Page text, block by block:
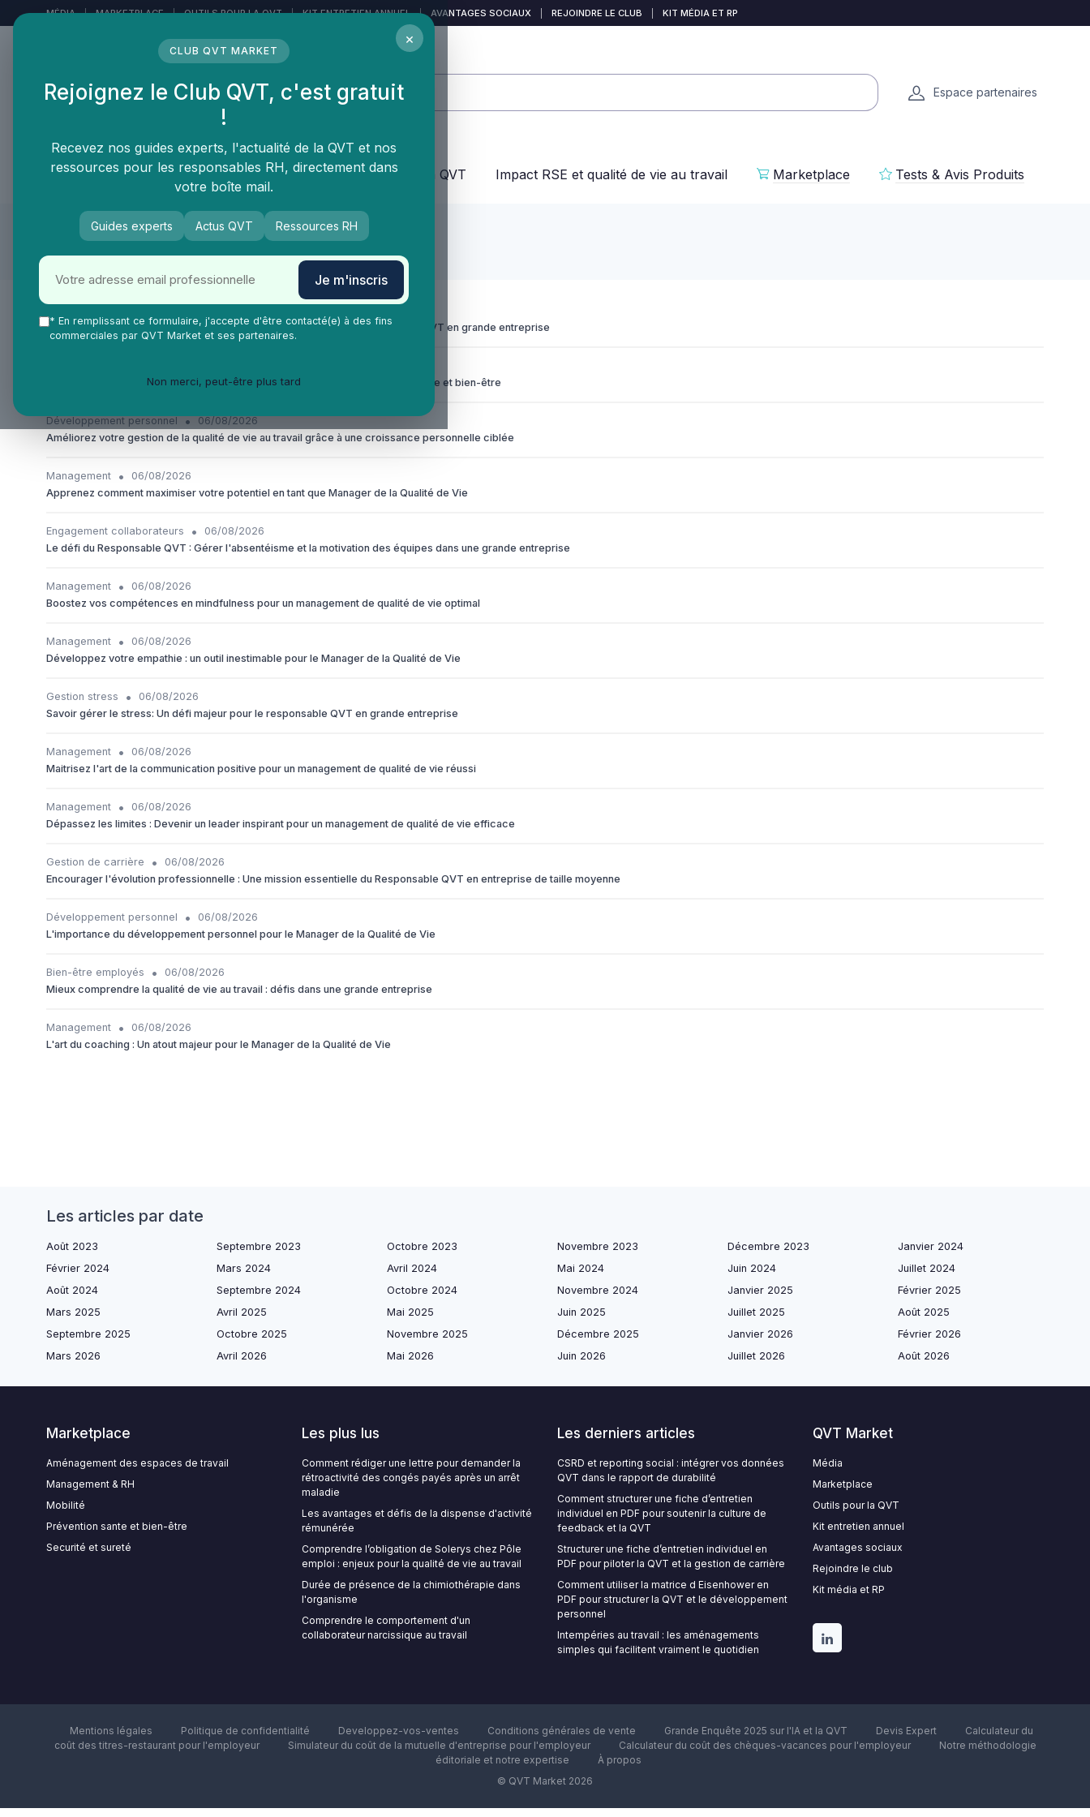
MÉDIA | MARKETPLACE | OUTILS POUR LA QVT | KIT ENTRETIEN ANNUEL | AVANTAGES SOCIAUX REJOINDRE LE CLUB KIT MÉDIA ET RP
LE MÉDIA DES
Espace partenaires
Vie Ma Vie dans la QVT Tendances QVT Enjeux dans la QVT Impact RSE et qualité de vie au travail Marketplace Tests & Avis Produits
Septembre 2023
L'importance d'impliquer les employés dans la QVT : un défi du Responsable QVT en grande entreprise
L'aventure du Responsable QVT dans une grande entreprise : Allier performance et bien-être
Développement personnel • 06/08/2026
Améliorez votre gestion de la qualité de vie au travail grâce à une croissance personnelle ciblée
Management •
06/08/2026
Apprenez comment maximiser votre potentiel en tant que Manager de la Qualité de Vie
Engagement collaborateurs •
06/08/2026
Le défi du Responsable QVT : Gérer l'absentéisme et la motivation des équipes dans une grande entreprise
Management •
06/08/2026
Boostez vos compétences en mindfulness pour un management de qualité de vie optimal
Management •
06/08/2026
Développez votre empathie : un outil inestimable pour le Manager de la Qualité de Vie
Gestion stress •
06/08/2026
Savoir gérer le stress: Un défi majeur pour le responsable QVT en grande entreprise
Management •
06/08/2026
Maitrisez l'art de la communication positive pour un management de qualité de vie réussi
Management •
06/08/2026
Dépassez les limites : Devenir un leader inspirant pour un management de qualité de vie efficace
Gestion de carrière •
06/08/2026
Encourager l'évolution professionnelle : Une mission essentielle du Responsable QVT en entreprise de taille moyenne
Développement personnel •
06/08/2026
L'importance du développement personnel pour le Manager de la Qualité de Vie
Bien-être employés •
06/08/2026
Mieux comprendre la qualité de vie au travail : défis dans une grande entreprise
Management •
06/08/2026
L'art du coaching : Un atout majeur pour le Manager de la Qualité de Vie
Les articles par date
Août 2023 Septembre 2023 Octobre 2023 Novembre 2023 Décembre 2023
Janvier 2024
Février 2024
Mars 2024 Avril 2024 Mai 2024 Juin 2024
Juillet 2024
Août 2024
Septembre 2024 Octobre 2024 Novembre 2024 Janvier 2025
Février 2025
Mars 2025
Avril 2025 Mai 2025 Juin 2025 Juillet 2025
Août 2025
Septembre 2025
Octobre 2025 Novembre 2025 Décembre 2025 Janvier 2026
Février 2026
Mars 2026
Avril 2026 Mai 2026 Juin 2026 Juillet 2026 Août 2026
Marketplace
Aménagement des espaces de travail
Management & RH
Mobilité
Prévention sante et bien-être
Securité et sureté
Les plus lus
Comment rédiger une lettre pour demander la
rétroactivité des congés payés après un arrêt
maladie
Les avantages et défis de la dispense d'activité
rémunérée
Comprendre l’obligation de Solerys chez Pôle
emploi : enjeux pour la qualité de vie au travail
Durée de présence de la chimiothérapie dans
l'organisme
Comprendre le comportement d'un
collaborateur narcissique au travail
Les derniers articles
CSRD et reporting social : intégrer vos données
QVT dans le rapport de durabilité
Comment structurer une fiche d’entretien
individuel en PDF pour soutenir la culture de
feedback et la QVT
Structurer une fiche d’entretien individuel en
PDF pour piloter la QVT et la gestion de carrière
Comment utiliser la matrice d Eisenhower en
PDF pour structurer la QVT et le développement
personnel
Intempéries au travail : les aménagements
simples qui facilitent vraiment le quotidien
QVT Market
Média
Marketplace
Outils pour la QVT
Kit entretien annuel
Avantages sociaux
Rejoindre le club
Kit média et RP
Mentions légales Politique de confidentialité Developpez-vos-ventes Conditions générales de vente Grande Enquête 2025 sur l'IA et la QVT Devis Expert
Calculateur du
coût des titres-restaurant pour l'employeur
Simulateur du coût de la mutuelle d'entreprise pour l'employeur Calculateur du coût des chèques-vacances pour l'employeur
Notre méthodologie
éditoriale et notre expertise
À propos
© QVT Market 2026
×
CLUB QVT MARKET
Rejoignez le Club QVT, c'est gratuit
!
Recevez nos guides experts, l'actualité de la QVT et nos
ressources pour les responsables RH, directement dans
votre boîte mail.
Guides experts Actus QVT Ressources RH
Je m'inscris
* En remplissant ce formulaire, j'accepte d'être contacté(e) à des fins
commerciales par QVT Market et ses partenaires.
Non merci, peut-être plus tard
Panneau de gestion des cookies